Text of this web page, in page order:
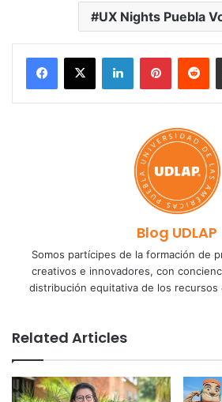
UX Nights Puebla
LinkedInPinterest
Blog UDLAP
Somos partícipes de la formación de
creativos e innovadores, con
distribución equitativa de los recursos
Related Articles